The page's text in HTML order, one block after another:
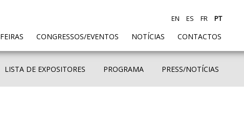
FEIRAS CONGRESSOS/EVENTOS NOTÍCIAS CONTACTOS
EN ES FR PT
LISTA DE EXPOSITORES PROGRAMA PRESS/NOTÍCIAS